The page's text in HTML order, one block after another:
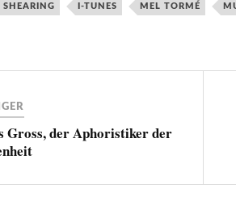
SHEARING I-TUNES MEL TORMÉ
Gross, der Aphoristiker der